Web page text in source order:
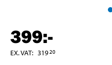
399:-
EX. VAT: 31920